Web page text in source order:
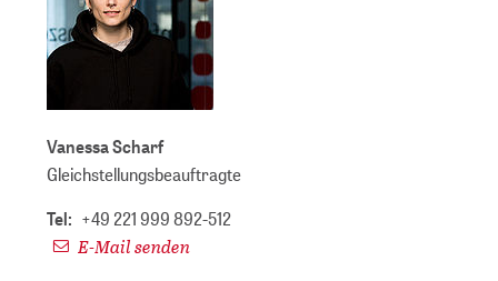
Vanessa Scharf
Gleichstellungsbeauftragte
Tel: +49 221 999 892-512
E-Mail senden